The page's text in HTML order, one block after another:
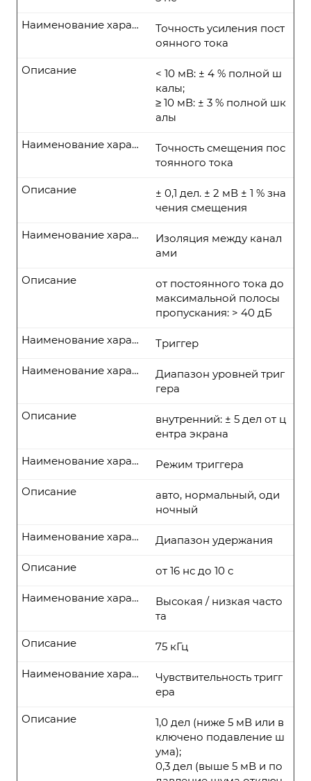
Точность усиления пост
оянного тока
Наименование характеристики
< 10 мВ: ± 4 % полной ш
калы;
≥ 10 мВ: ± 3 % полной шк
алы
Описание
Точность смещения пос
тоянного тока
Наименование характеристики
± 0,1 дел. ± 2 мВ ± 1 % зна
чения смещения
Описание
Изоляция между канал
ами
Наименование характеристики
от постоянного тока до
максимальной полосы
пропускания: > 40 дБ
Описание
Триггер
Наименование характеристики
Диапазон уровней триг
гера
Наименование характеристики
внутренний: ± 5 дел от ц
ентра экрана
Описание
Режим триггера
Наименование характеристики
авто, нормальный, оди
ночный
Описание
Диапазон удержания
Наименование характеристики
от 16 нс до 10 с
Описание
Высокая / низкая часто
та
Наименование характеристики
75 кГц
Описание
Чувствительность тригг
ера
Наименование характеристики
1,0 дел (ниже 5 мВ или в
ключено подавление ш
ума);
0,3 дел (выше 5 мВ и по
Описание